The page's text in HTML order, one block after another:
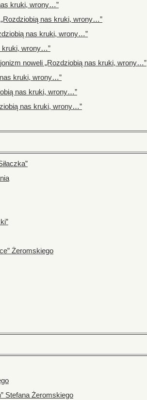
kruki, wrony…”
nas kruki, wrony…”
nas kruki, wrony…”
kruki, wrony…”
noweli „Rozdziobią nas kruki, wrony…”
kruki, wrony…”
nas kruki, wrony…”
nas kruki, wrony…”
Żeromskiego
Stefana Żeromskiego